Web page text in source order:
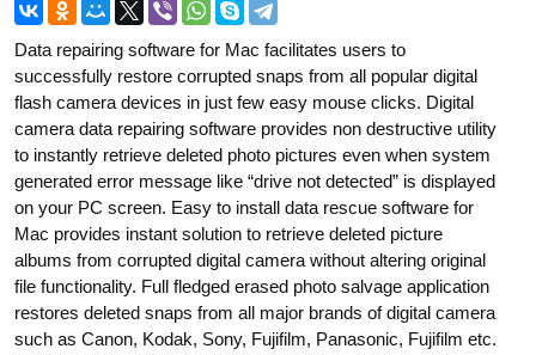
Data repairing software for Mac facilitates users to
successfully restore corrupted snaps from all popular digital
flash camera devices in just few easy mouse clicks. Digital
camera data repairing software provides non destructive utility
to instantly retrieve deleted photo pictures even when system
generated error message like “drive not detected” is displayed
on your PC screen. Easy to install data rescue software for
Mac provides instant solution to retrieve deleted picture
albums from corrupted digital camera without altering original
file functionality. Full fledged erased photo salvage application
restores deleted snaps from all major brands of digital camera
such as Canon, Kodak, Sony, Fujifilm, Panasonic, Fujifilm etc.